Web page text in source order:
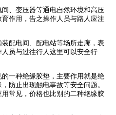
、变压器等通电自然环境和高压
作用，告之操作人员与路人应注
配电间、配电站等场所走廊，表
员与过往行人这里可以安全行
一种绝缘胶垫，主要作用就是绝
防止出现触电事故等安全问题。
常见，价格也比别的二种绝缘胶